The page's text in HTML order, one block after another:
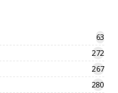
63
272
267
280